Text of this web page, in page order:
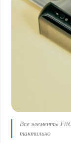
Все элементы
тактильно